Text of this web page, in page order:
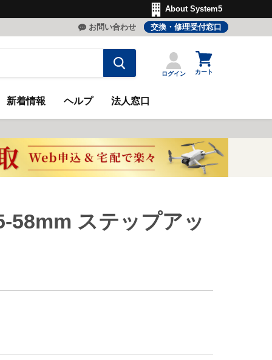
About System5
お問い合わせ
交換・修理受付窓口
ログイン
カ
ー
ト
カート
新着情報 ヘルプ 法人窓口
58mm ステップアッ